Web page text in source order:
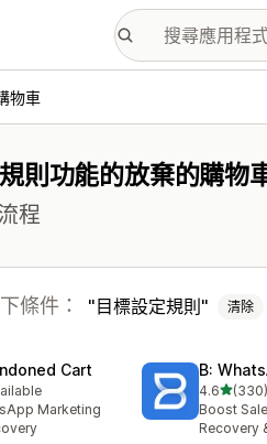
物車
則功能的放棄的購物
程
條件： 目標設定規則 清除
Cart
Marketing
B:
4.6滿分 5
(330)
共有 330
Boost
Recovery